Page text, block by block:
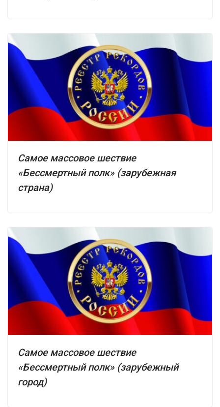
Самое массовое шествие
«Бессмертный полк» (зарубежная
страна)
Самое массовое шествие
«Бессмертный полк» (зарубежный
город)